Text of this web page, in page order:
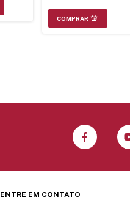
ENTRE EM CONTATO